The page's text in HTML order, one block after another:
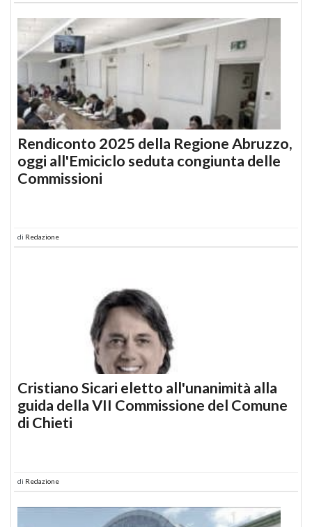
Rendiconto 2025 della Regione Abruzzo,
oggi all'Emiciclo seduta congiunta delle
Commissioni
di Redazione
Cristiano Sicari eletto all'unanimità alla
guida della VII Commissione del Comune
di Chieti
di Redazione